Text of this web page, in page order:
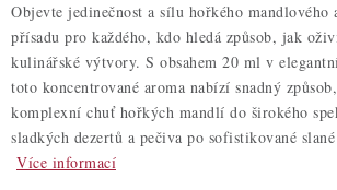
Objevte jedinečnost a sílu hořkého mandlového
přísadu pro každého, kdo hledá způsob, jak
kulinářské výtvory. S obsahem 20 ml v
toto koncentrované aroma nabízí snadný
komplexní chuť hořkých mandlí do širokého
sladkých dezertů a pečiva po sofistikované
Více informací